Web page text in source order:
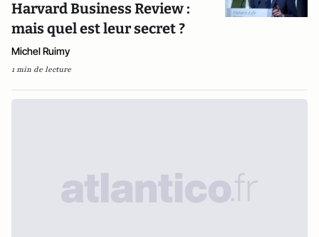
Harvard Business Review :
mais quel est leur secret ?
Michel Ruimy
1 min de lecture